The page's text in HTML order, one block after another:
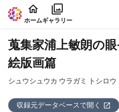
本文に飛ぶ
ホームギャラリー
蒐集家浦上敏朗の
絵版画篇
シュウシュウカ ウラガミ トシロ
収録元データベースで開く